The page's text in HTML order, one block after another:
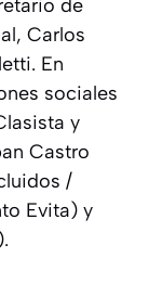
de
Carlos
En
sociales
y
Castro
/
Evita) y